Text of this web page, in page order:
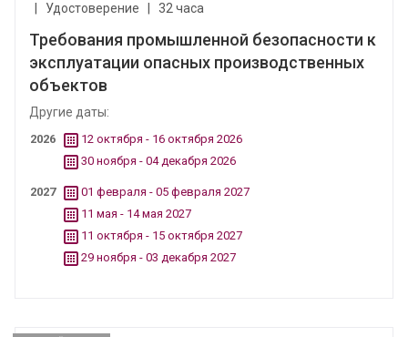
Удостоверение 32 часа
Требования промышленной безопасности к
эксплуатации опасных производственных
объектов
Другие даты:
2026
12 октября - 16 октября 2026
30 ноября - 04 декабря 2026
2027
01 февраля - 05 февраля 2027
11 мая - 14 мая 2027
11 октября - 15 октября 2027
29 ноября - 03 декабря 2027